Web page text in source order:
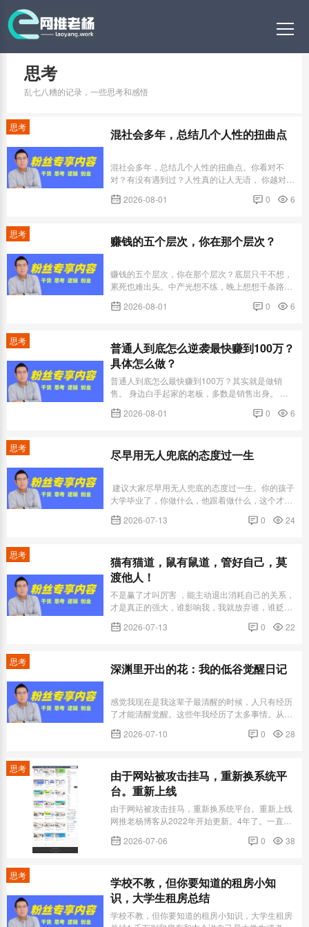
思考
乱七八糟的记录，一些思考和感悟
思考 混社会多年，总结几个人性的扭曲点
混社会多年，总结几个人性的扭曲点。你看对不
对？有没有遇到过？人性真的让人无语， 你越对人
始性，人我不例外！去洗浴中心消费一把，跟美女
到时活干的肯定越粗糙。一堆问题...
2026-08-01 0 6
思考 赚钱的五个层次，你在那个层次？
赚钱的五个层次，你在那个层次？底层只干不想，
累死也难出头。中产光想不练，晚上想想千条路，
天不赚钱，大多瞎折腾白忙。天赋型选手，眼里就
队。能同时跑通好几条&ldquo...
2026-08-01 0 6
思考
普通人到底怎么逆袭最快赚到100万？
具体怎么做？
普通人到底怎么最快赚到100万？其实就是做销
售。 身边白手起家的老板，多数是销售出身。 销
了，钱就来了！客户买单就三种情况：痛苦时、快
问题，你解决的问题越大越多...
2026-08-01 0 6
思考 尽早用无人兜底的态度过一生
建议大家尽早用无人兜底的态度过一生。你的孩子
大学毕业了，你做什么，他跟着做什么，这个才是
作。你在社会上摸打滚爬20多年，依旧困境重重，
人，只能说明你有...
2026-07-13 0 24
思考
猫有猫道，鼠有鼠道，管好自己，莫
渡他人！
不是赢了才叫厉害 ，能主动退出消耗自己的关系，
才是真正的强大，谁影响我，我就放弃谁，谁贬低
99%的烦恼全都迎刃而解。我们无法选择跟谁相
人，就算你把心肝脾肺肾全挖出来...
2026-07-13 0 22
思考 深渊里开出的花：我的低谷觉醒日记
感觉我现在是我这辈子最清醒的时候，人只有经历
了才能清醒觉醒。这些年我经历了太多事情。从事
晚半夜惊醒。两鬓苍苍。人到中年了才悟了。哎，
绝。才会开始独处。开始向上。开始...
2026-07-10 0 28
思考
由于网站被攻击挂马，重新换系统平
台。重新上线
由于网站被攻击挂马，重新换系统平台。重新上线
网推老杨博客从2022年开始更新。4年了。一直收
现挂了木马。导致。无奈选其他平台。几百篇内
2026-07-06 0 38
思考
学校不教，但你要知道的租房小知
识，大学生租房总结
学校不教，但你要知道的租房小知识，大学生租房